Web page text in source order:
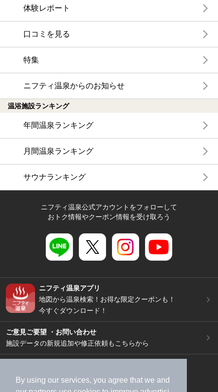
By using our services, you agree that we and
体験レポート
口コミを見る
特集
ニフティ温泉からのお知らせ
温浴施設ランキング
年間温泉ランキング
月間温泉ランキング
サウナランキング
ニフティ温泉公式アカウントをフォローして
おトク情報やクーポン情報を受け取ろう
ニフティ温泉アプリ
地図から温泉検索！お得な限定クーポンも！
今すぐダウンロード！
ご意見ご要望 ・お問い合わせ
施設データの新規追加や修正依頼もこちらから
加盟店募集（資料請求）
広告出稿のご案内